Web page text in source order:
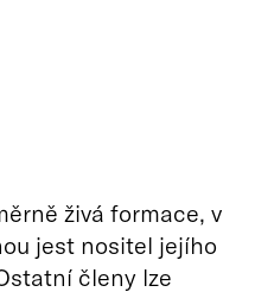
živá formace, v
jest nositel jejího
členy lze